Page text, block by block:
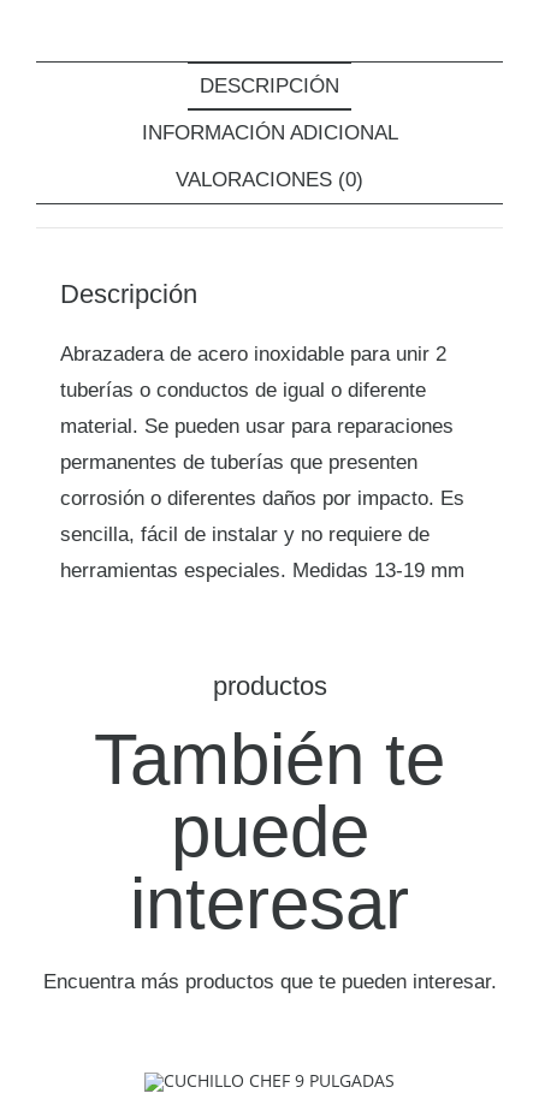
DESCRIPCIÓN
INFORMACIÓN ADICIONAL
VALORACIONES (0)
Descripción
Abrazadera de acero inoxidable para unir 2
tuberías o conductos de igual o diferente
material. Se pueden usar para reparaciones
permanentes de tuberías que presenten
corrosión o diferentes daños por impacto. Es
sencilla, fácil de instalar y no requiere de
herramientas especiales. Medidas 13-19 mm
productos
También te
puede
interesar
Encuentra más productos que te pueden interesar.